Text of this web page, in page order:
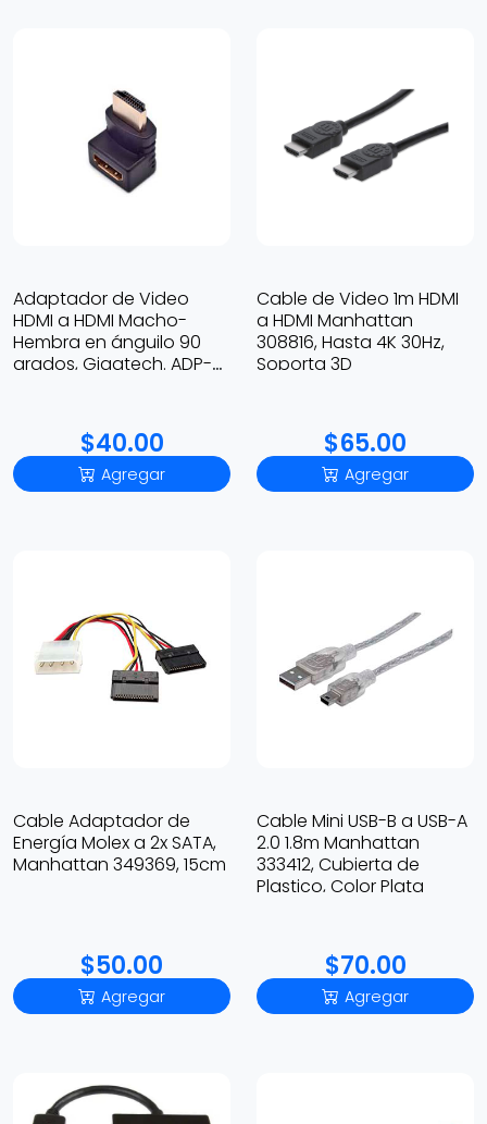
Adaptador de Video
HDMI a HDMI Macho-
Hembra en ánguilo 90
grados, Gigatech. ADP-
$40.00
Agregar
Cable de Video 1m HDMI
a HDMI Manhattan
308816, Hasta 4K 30Hz,
Soporta 3D
$65.00
Agregar
Cable Adaptador de
Energía Molex a 2x SATA,
Manhattan 349369, 15cm
$50.00
Agregar
Cable Mini USB-B a USB-A
2.0 1.8m Manhattan
333412, Cubierta de
Plastico, Color Plata
$70.00
Agregar